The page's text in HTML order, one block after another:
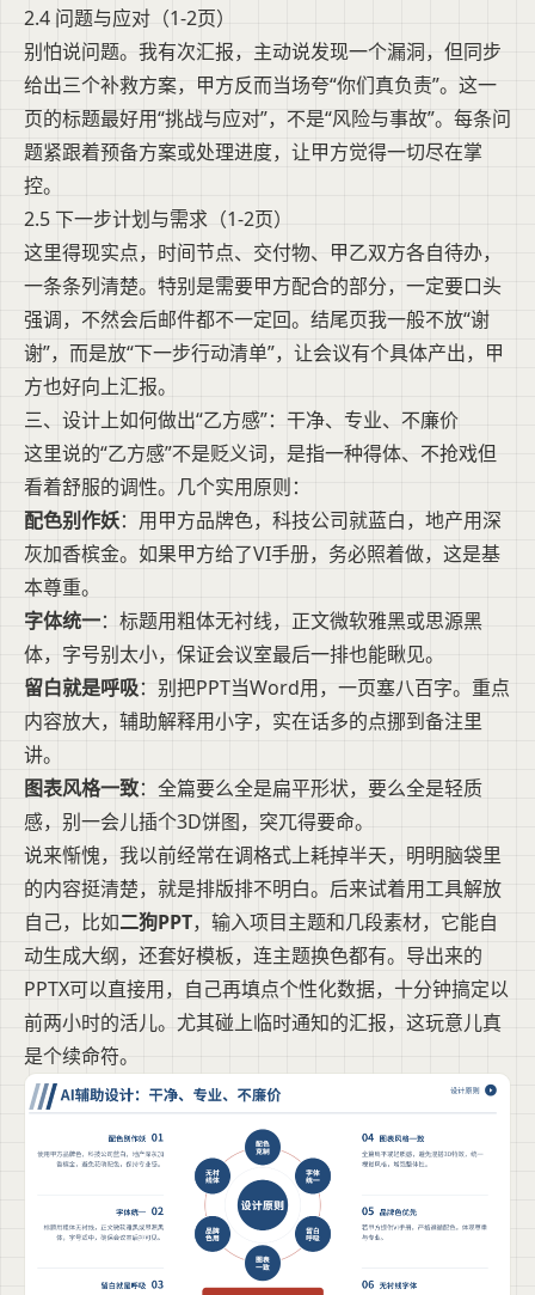
2.4 问题与应对（1-2页）
别怕说问题。我有次汇报，主动说发现一个漏洞，但同步
给出三个补救方案，甲方反而当场夸“你们真负责”。这一
页的标题最好用“挑战与应对”，不是“风险与事故”。每条问
题紧跟着预备方案或处理进度，让甲方觉得一切尽在掌
控。
2.5 下一步计划与需求（1-2页）
这里得现实点，时间节点、交付物、甲乙双方各自待办，
一条条列清楚。特别是需要甲方配合的部分，一定要口头
强调，不然会后邮件都不一定回。结尾页我一般不放“谢
谢”，而是放“下一步行动清单”，让会议有个具体产出，甲
方也好向上汇报。
三、设计上如何做出“乙方感”：干净、专业、不廉价
这里说的“乙方感”不是贬义词，是指一种得体、不抢戏但
看着舒服的调性。几个实用原则：
配色别作妖：用甲方品牌色，科技公司就蓝白，地产用深
灰加香槟金。如果甲方给了VI手册，务必照着做，这是基
本尊重。
字体统一：标题用粗体无衬线，正文微软雅黑或思源黑
体，字号别太小，保证会议室最后一排也能瞅见。
留白就是呼吸：别把PPT当Word用，一页塞八百字。重点
内容放大，辅助解释用小字，实在话多的点挪到备注里
讲。
图表风格一致：全篇要么全是扁平形状，要么全是轻质
感，别一会儿插个3D饼图，突兀得要命。
说来惭愧，我以前经常在调格式上耗掉半天，明明脑袋里
的内容挺清楚，就是排版排不明白。后来试着用工具解放
自己，比如二狗PPT，输入项目主题和几段素材，它能自
动生成大纲，还套好模板，连主题换色都有。导出来的
PPTX可以直接用，自己再填点个性化数据，十分钟搞定以
前两小时的活儿。尤其碰上临时通知的汇报，这玩意儿真
是个续命符。